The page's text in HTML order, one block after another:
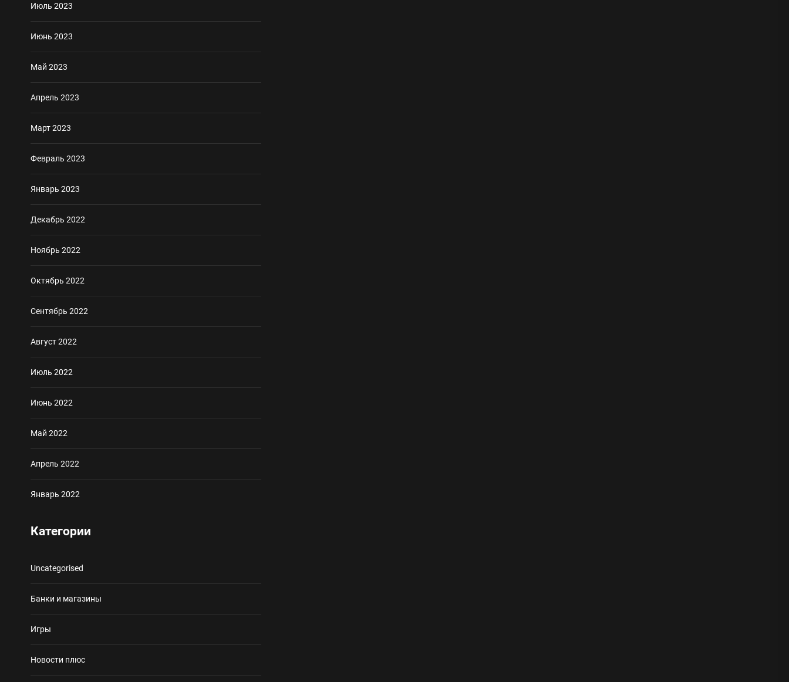
Июль 2023
Июнь 2023
Май 2023
Апрель 2023
Март 2023
Февраль 2023
Январь 2023
Декабрь 2022
Ноябрь 2022
Октябрь 2022
Сентябрь 2022
Август 2022
Июль 2022
Июнь 2022
Май 2022
Апрель 2022
Январь 2022
Категории
Uncategorised
Банки и магазины
Игры
Новости плюс